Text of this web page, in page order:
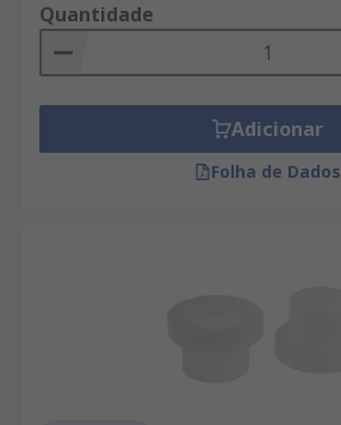
Quantidade
Adicionar
Folha de Dados